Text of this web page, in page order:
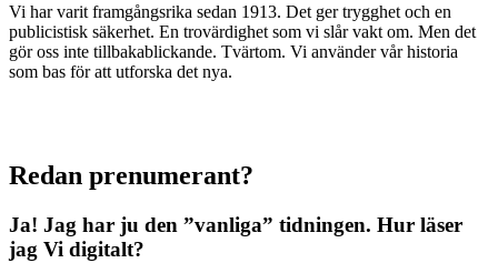
Vi har varit framgångsrika sedan 1913. Det ger trygghet och en
publicistisk säkerhet. En trovärdighet som vi slår vakt om. Men det
gör oss inte tillbakablickande. Tvärtom. Vi använder vår historia
som bas för att utforska det nya.
Redan prenumerant?
Ja! Jag har ju den ”vanliga” tidningen. Hur läser
jag Vi digitalt?